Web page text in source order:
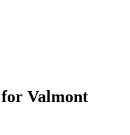
Valmont